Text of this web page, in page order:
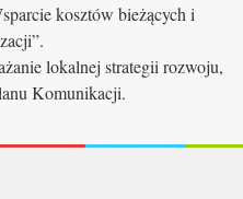
kosztów bieżących i
lokalnej strategii rozwoju,
Komunikacji.